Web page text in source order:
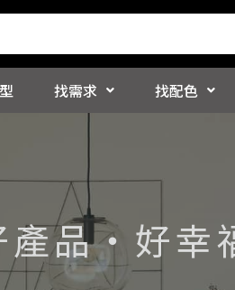
找需求 找配色
品・好幸